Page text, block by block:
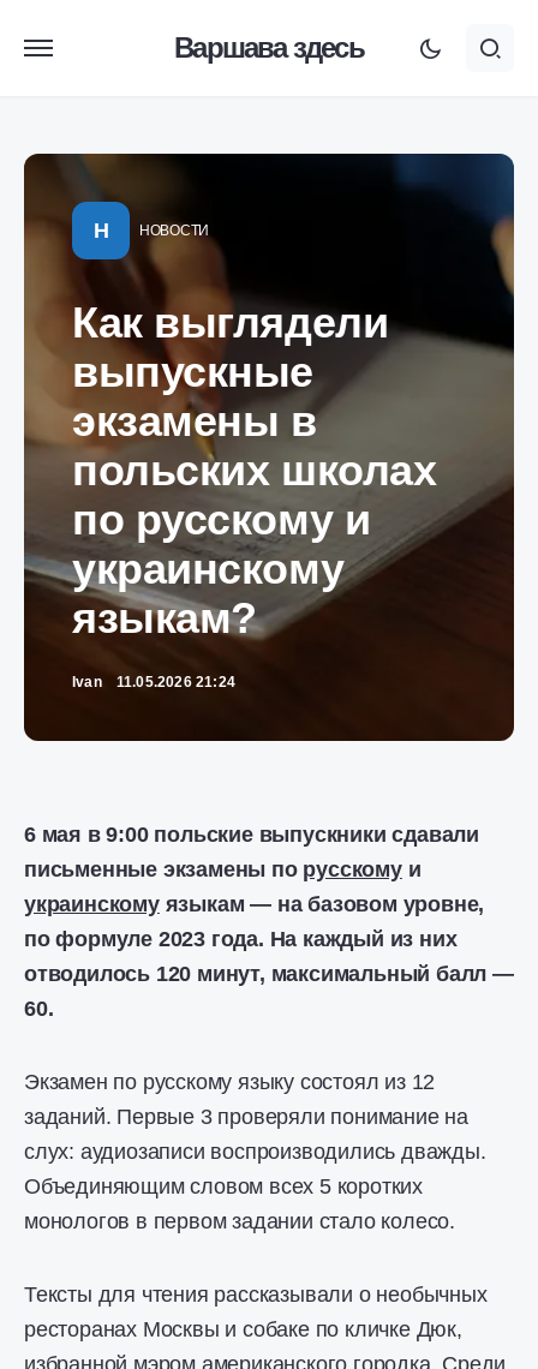
Варшава здесь
Н НОВОСТИ
Как выглядели
выпускные
экзамены в
польских школах
по русскому и
украинскому
языкам?
Ivan 11.05.2026 21:24
6 мая в 9:00 польские выпускники сдавали
письменные экзамены по русскомуи
украинскомуязыкам — на базовом уровне,
по формуле 2023 года. На каждый из них
отводилось 120 минут, максимальный балл —
60.
Экзамен по русскому языку состоял из 12
заданий. Первые 3 проверяли понимание на
слух: аудиозаписи воспроизводились дважды.
Объединяющим словом всех 5 коротких
монологов в первом задании стало колесо.
Тексты для чтения рассказывали о необычных
ресторанах Москвы и собаке по кличке Дюк,
избранной мэром американского городка. Среди